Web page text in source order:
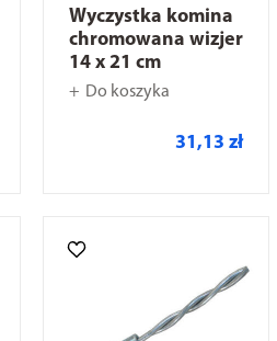
Wyczystka komina
chromowana wizjer
14 x 21 cm
Do koszyka
31,13 zł